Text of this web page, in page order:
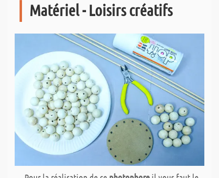
Matériel - Loisirs créatifs